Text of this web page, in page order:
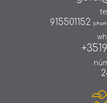
915501152